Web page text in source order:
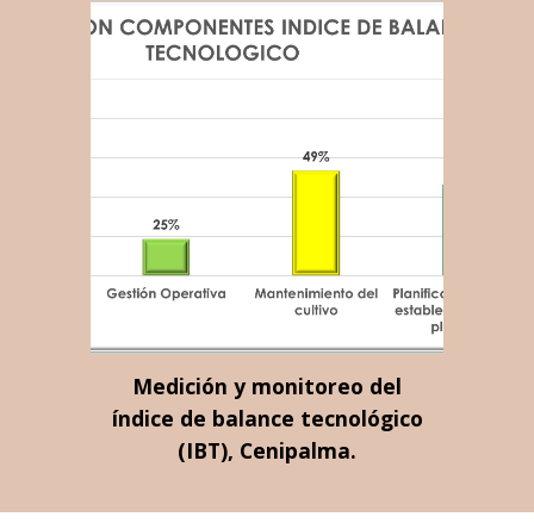
Medición y monitoreo del
índice de balance tecnológico
(IBT), Cenipalma.